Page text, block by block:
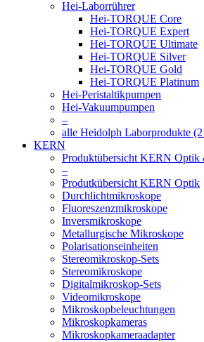
Hei-Laborrührer
Hei-TORQUE Core
Hei-TORQUE Expert
Hei-TORQUE Ultimate
Hei-TORQUE Silver
Hei-TORQUE Gold
Hei-TORQUE Platinum
Hei-Peristaltikpumpen
Hei-Vakuumpumpen
–
alle Heidolph Laborprodukte
KERN
Produktübersicht KERN Optik
–
Produtkübersicht KERN Optik
Durchlichtmikroskope
Fluoreszenzmikroskope
Inversmikroskope
Metallurgische Mikroskope
Polarisationseinheiten
Stereomikroskop-Sets
Stereomikroskope
Digitalmikroskop-Sets
Videomikroskope
Mikroskopbeleuchtungen
Mikroskopkameras
Mikroskopkameraadapter